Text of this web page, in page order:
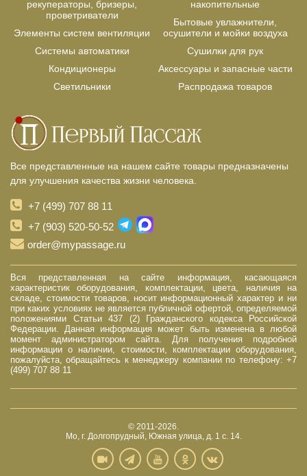
рекуператоры, бризеры,
проветриватели
Элементы систем вентиляции
Системы автоматики
Кондиционеры
Светильники
накопительные
Бытовые увлажнители,
осушители и мойки воздуха
Сушилки для рук
Аксессуары и запасные части
Распродажа товаров
Все представленные на нашем сайте товары предназначены
для улучшения качества жизни человека.
+7 (499) 707 88 11
+7 (903) 520-50-52
order@mypassage.ru
Вся представленная на сайте информация, касающаяся
характеристик оборудования, комплектации, цвета, наличия на
складе, стоимости товаров, носит информационный характер и ни
при каких условиях не является публичной офертой, определяемой
положениями Статьи 437 (2) Гражданского кодекса Российской
Федерации. Данная информация может быть изменена в любой
момент администратором сайта. Для получения подробной
информации о наличии, стоимости, комплектации оборудования,
пожалуйста, обращайтесь к менеджеру компании по телефону: +7
(499) 707 88 11
© 2011-2026.
Мо, г. Долгопрудный, Южная улица, д. 1 с. 14.